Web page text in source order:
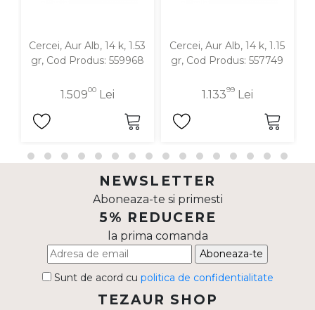
Cercei, Aur Alb, 14 k, 1.53
gr, Cod Produs: 559968
1.50900Lei
Cercei, Aur Alb, 14 k, 1.15
gr, Cod Produs: 557749
1.13399Lei
NEWSLETTER
Aboneaza-te si primesti
5% REDUCERE
la prima comanda
Aboneaza-te
Sunt de acord cu politica de confidentialitate
TEZAUR SHOP